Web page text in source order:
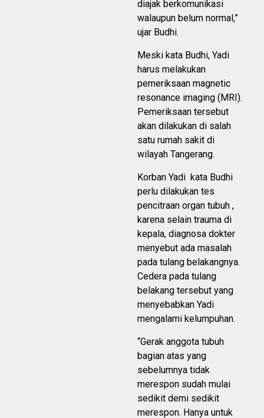
diajak berkomunikasi
walaupun belum normal,”
ujar Budhi.
Meski kata Budhi, Yadi
harus melakukan
pemeriksaan magnetic
resonance imaging (MRI).
Pemeriksaan tersebut
akan dilakukan di salah
satu rumah sakit di
wilayah Tangerang.
Korban Yadi kata Budhi
perlu dilakukan tes
pencitraan organ tubuh ,
karena selain trauma di
kepala, diagnosa dokter
menyebut ada masalah
pada tulang belakangnya.
Cedera pada tulang
belakang tersebut yang
menyebabkan Yadi
mengalami kelumpuhan.
“Gerak anggota tubuh
bagian atas yang
sebelumnya tidak
merespon sudah mulai
sedikit demi sedikit
merespon. Hanya untuk